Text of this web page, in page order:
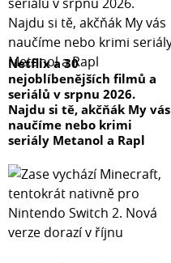
Netflix a 30
nejoblíbenějších filmů a
seriálů v srpnu 2026.
Najdu si tě, akčňák My vás
naučíme nebo krimi
seriály Metanol a Rapl